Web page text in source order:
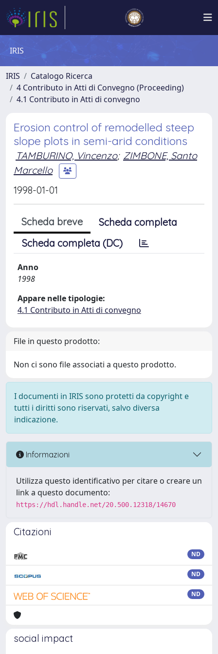
IRIS
IRIS
Catalogo Ricerca
4 Contributo in Atti di Convegno (Proceeding)
4.1 Contributo in Atti di convegno
Erosion control of remodelled steep
slope plots in semi-arid conditions
TAMBURINO, Vincenzo; ZIMBONE, Santo
Marcello
1998-01-01
Scheda breve
Scheda completa
Scheda completa (DC)
Anno
1998
Appare nelle tipologie:
4.1 Contributo in Atti di convegno
File in questo prodotto:
Non ci sono file associati a questo prodotto.
I documenti in IRIS sono protetti da copyright e
tutti i diritti sono riservati, salvo diversa
indicazione.
Informazioni
Utilizza questo identificativo per citare o creare un
link a questo documento:
https://hdl.handle.net/20.500.12318/14670
Citazioni
ND
ND
ND
social impact